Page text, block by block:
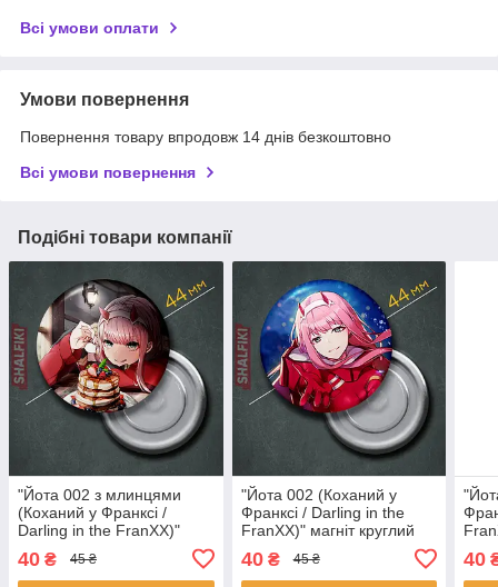
Всі умови оплати
Умови повернення
Повернення товару впродовж 14 днів безкоштовно
Всі умови повернення
Подібні товари компанії
"Йота 002 з млинцями
(Коханий у Франксі /
Darling in the FranXX)"
40 ₴ 45 ₴
"Йота 002 (Коханий у
Франксі / Darling in the
FranXX)" магніт круглий
40₴ 45 ₴ 40